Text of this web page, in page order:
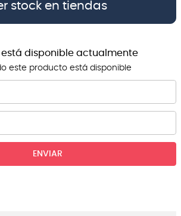
stock en tiendas
está disponible actualmente
este producto está disponible
ENVIAR